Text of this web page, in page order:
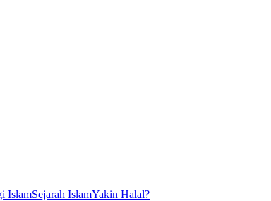
IslamSejarah IslamYakin Halal?